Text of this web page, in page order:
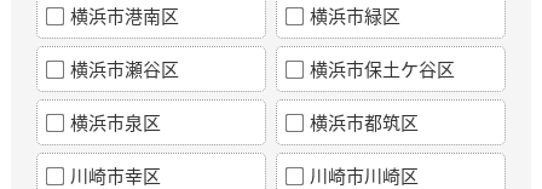
横浜市港南区 横浜市緑区
横浜市瀬谷区 横浜市保土ケ谷区
横浜市泉区 横浜市都筑区
川崎市幸区 川崎市川崎区